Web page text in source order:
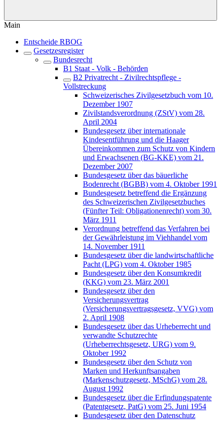
Main
Entscheide RBOG
Gesetzesregister
Bundesrecht
B1 Staat - Volk - Behörden
B2 Privatrecht - Zivilrechtspflege -
Vollstreckung
Schweizerisches Zivilgesetzbuch vom 10.
Dezember 1907
Zivilstandsverordnung (ZStV) vom 28.
April 2004
Bundesgesetz über internationale
Kindesentführung und die Haager
Übereinkommen zum Schutz von Kindern
und Erwachsenen (BG-KKE) vom 21.
Dezember 2007
Bundesgesetz über das bäuerliche
Bodenrecht (BGBB) vom 4. Oktober 1991
Bundesgesetz betreffend die Ergänzung
des Schweizerischen Zivilgesetzbuches
(Fünfter Teil: Obligationenrecht) vom 30.
März 1911
Verordnung betreffend das Verfahren bei
der Gewährleistung im Viehhandel vom
14. November 1911
Bundesgesetz über die landwirtschaftliche
Pacht (LPG) vom 4. Oktober 1985
Bundesgesetz über den Konsumkredit
(KKG) vom 23. März 2001
Bundesgesetz über den
Versicherungsvertrag
(Versicherungsvertragsgesetz, VVG) vom
2. April 1908
Bundesgesetz über das Urheberrecht und
verwandte Schutzrechte
(Urheberrechtsgesetz, URG) vom 9.
Oktober 1992
Bundesgesetz über den Schutz von
Marken und Herkunftsangaben
(Markenschutzgesetz, MSchG) vom 28.
August 1992
Bundesgesetz über die Erfindungspatente
(Patentgesetz, PatG) vom 25. Juni 1954
Bundesgesetz über den Datenschutz